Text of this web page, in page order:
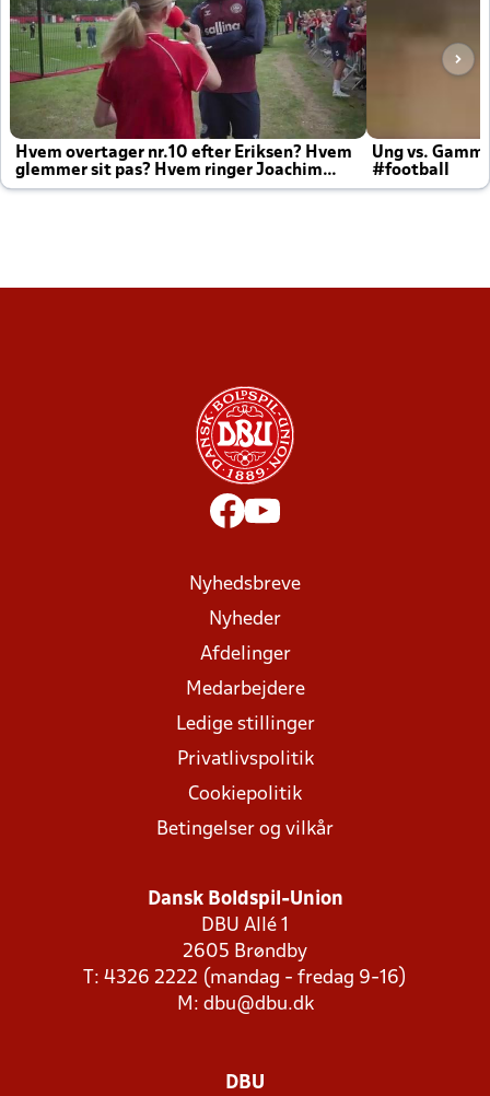
Hvem overtager nr.10 efter Eriksen? Hvem
glemmer sit pas? Hvem ringer Joachim
altid til efter kampe?
Ung vs.
#football
Nyhedsbreve
Nyheder
Afdelinger
Medarbejdere
Ledige stillinger
Privatlivspolitik
Cookiepolitik
Betingelser og vilkår
Dansk Boldspil-Union
DBU Allé 1
2605 Brøndby
T: 4326 2222 (mandag - fredag 9-16)
M: dbu@dbu.dk
DBU